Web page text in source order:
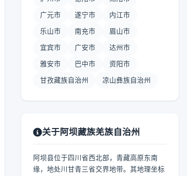
广元市 遂宁市 内江市
乐山市 南充市 眉山市
宜宾市 广安市 达州市
雅安市 巴中市 资阳市
甘孜藏族自治州 凉山彝族自治州
关于阿坝藏族羌族自治州
阿坝县位于四川省西北部，青藏高原东南
缘，地处川甘青三省交界地带。其地理坐标